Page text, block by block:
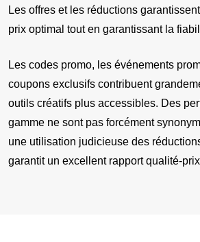
Les offres et les réductions
prix optimal tout en garantissant la
Les codes promo, les événements
coupons exclusifs contribuent
outils créatifs plus accessibles. Des
gamme ne sont pas forcément
une utilisation judicieuse des
garantit un excellent rapport qualité-